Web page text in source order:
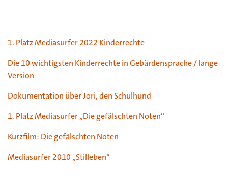
1. Platz Mediasurfer 2022 Kinderrechte
Die 10 wichtigsten Kinderrechte in Gebärdensprache / lange
Version
Dokumentation über Jori, den Schulhund
1. Platz Mediasurfer „Die gefälschten Noten“
Kurzfilm: Die gefälschten Noten
Mediasurfer 2010 „Stilleben“